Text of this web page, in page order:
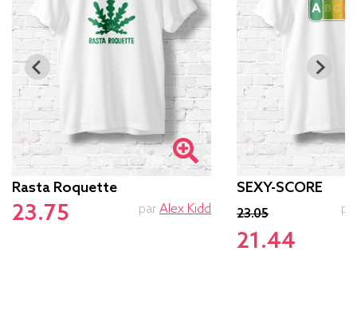
Rasta Roquette
23.75 par Alex Kidd
SEXY-SCORE
23.05
21.44